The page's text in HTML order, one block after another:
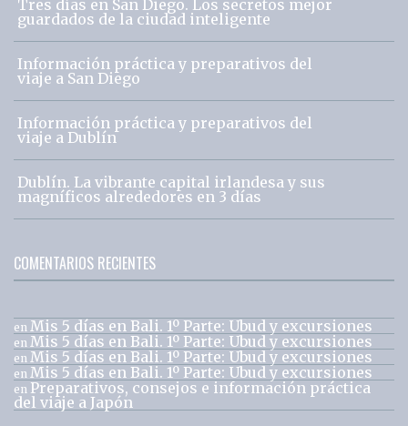
Tres días en San Diego. Los secretos mejor
guardados de la ciudad inteligente
Información práctica y preparativos del
viaje a San Diego
Información práctica y preparativos del
viaje a Dublín
Dublín. La vibrante capital irlandesa y sus
magníficos alrededores en 3 días
COMENTARIOS RECIENTES
en Mis 5 días en Bali. 1º Parte: Ubud y excursiones
en Mis 5 días en Bali. 1º Parte: Ubud y excursiones
en Mis 5 días en Bali. 1º Parte: Ubud y excursiones
en Mis 5 días en Bali. 1º Parte: Ubud y excursiones
en Preparativos, consejos e información práctica
del viaje a Japón